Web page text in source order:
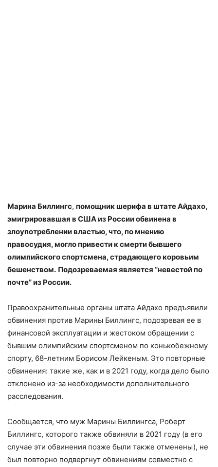
Марина Биллингс, помощник шерифа в штате Айдахо,
эмигрировавшая в США из России обвинена в
злоупотреблении властью, что, по мнению
правосудия, могло привести к смерти бывшего
олимпийского спортсмена, страдающего коровьим
бешенством. Подозреваемая является “невестой по
почте” из России.
Правоохранительные органы штата Айдахо предъявили
обвинения против Марины Биллингс, подозревая ее в
финансовой эксплуатации и жестоком обращении с
бывшим олимпийским спортсменом по конькобежному
спорту, 68-летним Борисом Лейкеным. Это повторные
обвинения: такие же, как и в 2021 году, когда дело было
отклонено из-за необходимости дополнительного
расследования.
Сообщается, что муж Марины Биллингса, Роберт
Биллингс, которого также обвиняли в 2021 году (в его
случае эти обвинения позже были также отменены), не
был повторно подвергнут обвинениям совместно с